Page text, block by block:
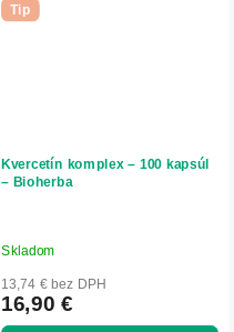
Tip
Kvercetín komplex – 100 kapsúl
– Bioherba
Skladom
13,74 € bez DPH
16,90 €